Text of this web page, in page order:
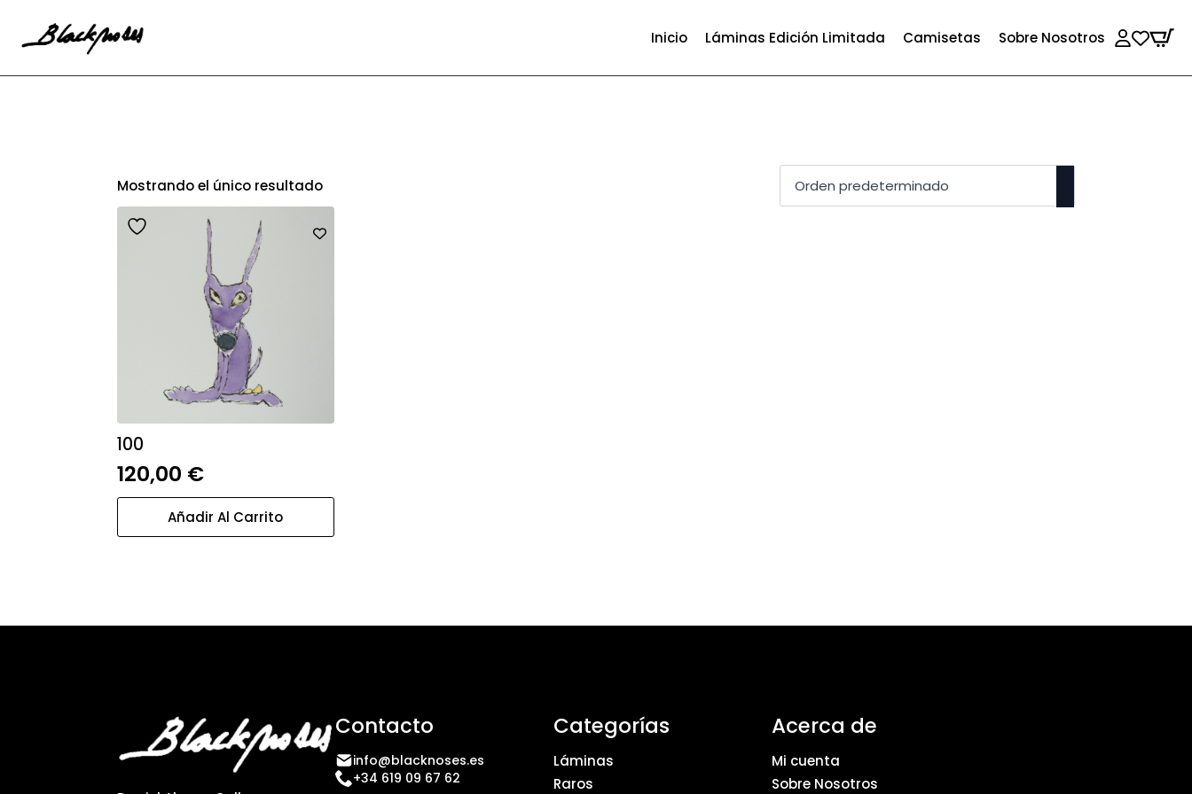
Inicio Láminas Edición Limitada Camisetas Sobre Nosotros
Mostrando el único resultado
100
120,00 €
Añadir Al Carrito
Contacto
info@blacknoses.es
+34 619 09 67 62
Categorías
Láminas
Raros
Acerca de
Mi cuenta
Sobre Nosotros